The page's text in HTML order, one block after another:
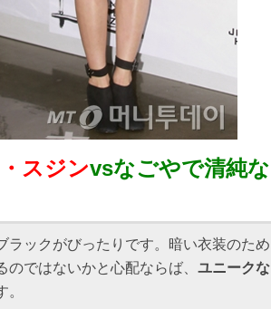
スジンvsなごやで清純な
ラックがびったりです。暗い衣装のため
ではないかと心配ならば、 ユニークな